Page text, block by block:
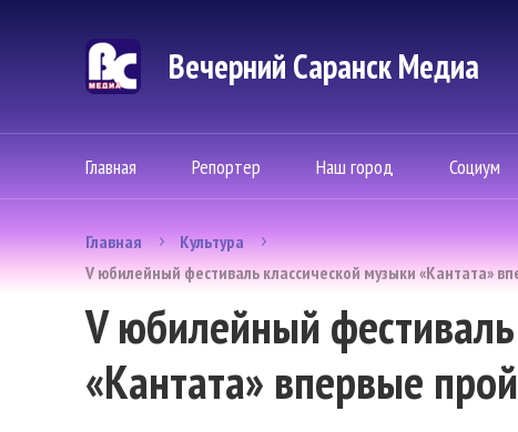
Вечерний Саранск Mедиа
Главная Репортер Наш город Социум
Главная
Культура
V юбилейный фестиваль классической музыки «Кантата»
V юбилейный
«Кантата» впервые